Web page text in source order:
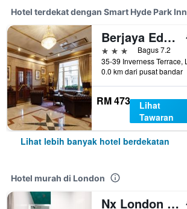
Hotel terdekat dengan Smart Hyde Park Inn
Berjaya Eden Park London Hotel
3 bintangBagus 7.2
0.0 km dari pusat bandar
RM 473
Lihat
Tawaran
Lihat lebih banyak hotel berdekatan
Hotel murah di London
Nx London Hostel